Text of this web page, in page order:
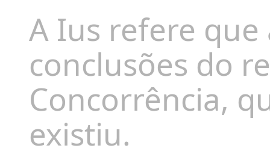
A Ius refere
conclusões do
Concorrência,
existiu.